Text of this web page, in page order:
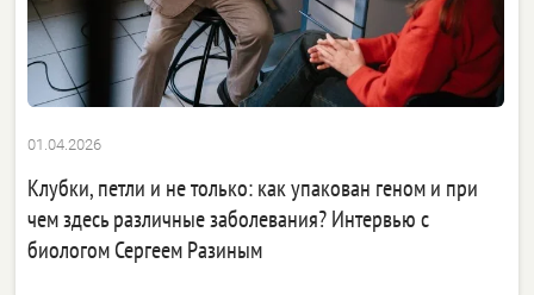
01.04.2026
Клубки, петли и не только: как упакован геном и при
чем здесь различные заболевания? Интервью с
биологом Сергеем Разиным